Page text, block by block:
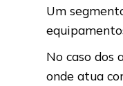
Um
No caso dos
onde atua